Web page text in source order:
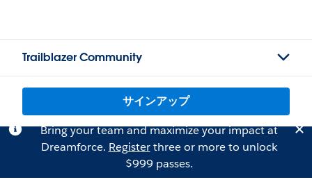
Trailblazer Community
サインアップ
Bring your team and maximize your impact at
Dreamforce. Registerthree or more to unlock
$999 passes.